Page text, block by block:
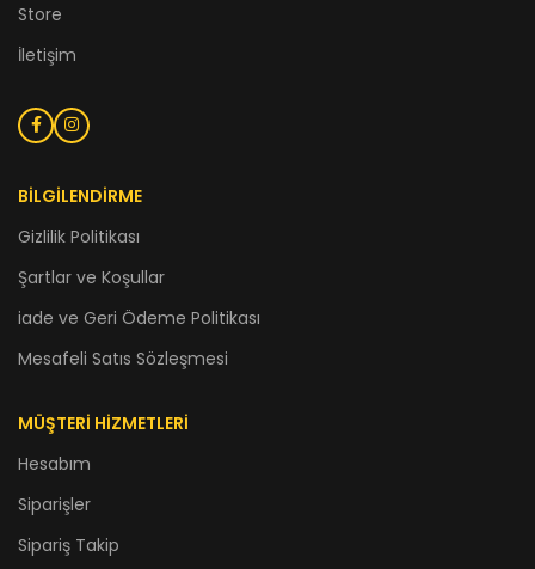
Store
İletişim
BİLGİLENDİRME
Gizlilik Politikası
Şartlar ve Koşullar
iade ve Geri Ödeme Politikası
Mesafeli Satıs Sözleşmesi
MÜŞTERİ HİZMETLERİ
Hesabım
Siparişler
Sipariş Takip